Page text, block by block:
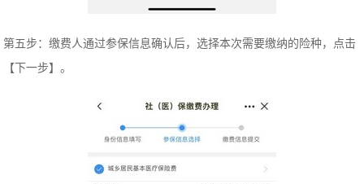
第五步：缴费人通过参保信息确认后，选择本次需要缴纳的险种，点击
【下一步】。